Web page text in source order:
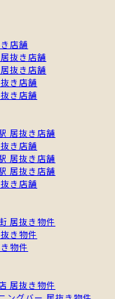
店舗
抜き店舗
抜き店舗
き店舗
き店舗
居抜き店舗
き店舗
居抜き店舗
居抜き店舗
き店舗
居抜き物件
き物件
物件
居抜き物件